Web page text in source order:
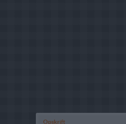
Opskrift